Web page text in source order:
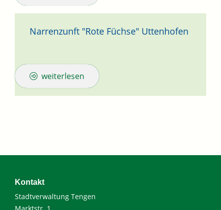
Narrenzunft "Rote Füchse" Uttenhofen
weiterlesen
Kontakt
Stadtverwaltung Tengen